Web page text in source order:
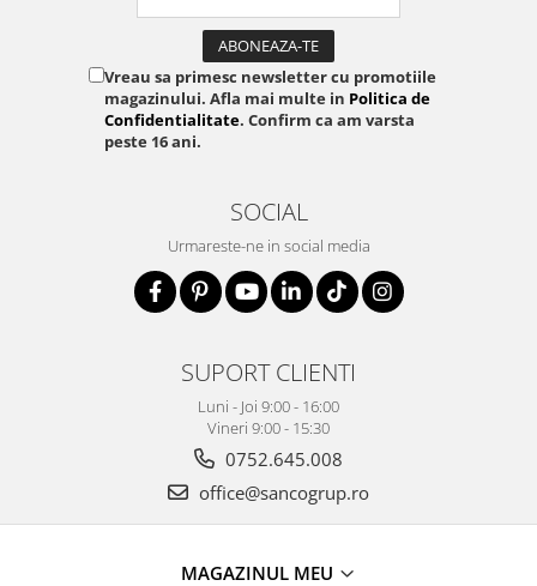
Vreau sa primesc newsletter cu promotiile
magazinului. Afla mai multe in Politica de
Confidentialitate. Confirm ca am varsta
peste 16 ani.
SOCIAL
Urmareste-ne in social media
SUPORT CLIENTI
Luni - Joi 9:00 - 16:00
Vineri 9:00 - 15:30
0752.645.008
office@sancogrup.ro
MAGAZINUL MEU